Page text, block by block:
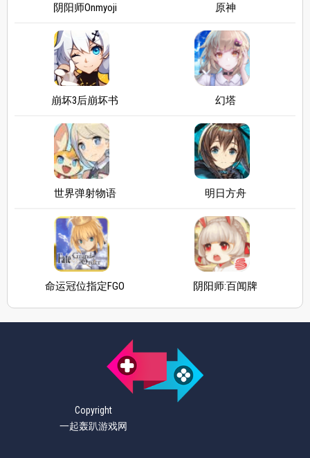
阴阳师Onmyoji 原神
崩坏3后崩坏书 幻塔
世界弹射物语 明日方舟
命运冠位指定FGO 阴阳师:百闻牌
Copyright
一起轰趴游戏网